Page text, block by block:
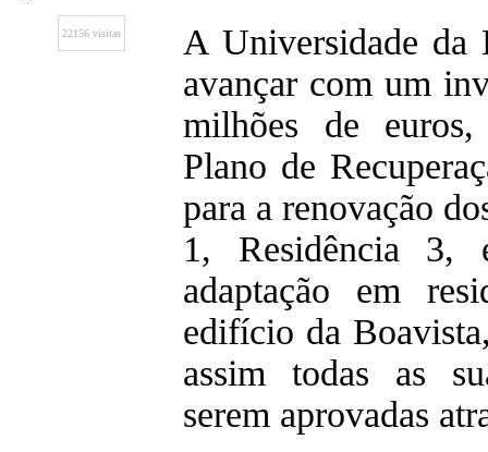
22156 visitas
A Universidade
avançar com um
milhões de
Plano de
para a renovação
1, Residência 3,
adaptação em
edifício da
assim todas as
serem aprovadas